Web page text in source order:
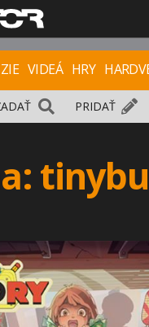
VIDEÁ HRY
PRIDAŤ